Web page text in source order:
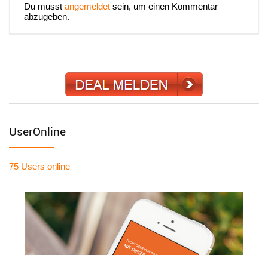
Du musst angemeldet sein, um einen Kommentar
abzugeben.
UserOnline
75 Users online